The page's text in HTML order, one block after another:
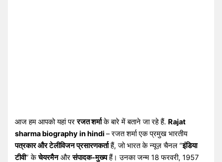
आज हम आपको यहां पररजत शर्माके बारे में बताने जा रहे हैं. Rajat
sharma biography in hindi– रजत शर्मा एक प्रमुख भारतीय
पत्रकार और टेलीविजन प्रसारणकर्ताहैं, जो भारत के न्यूज़ चैनल “इंडिया
टीवी” केचेयरमैनऔरसंपादक-मुख्यहैं। उनका जन्म 18 फरवरी, 1957